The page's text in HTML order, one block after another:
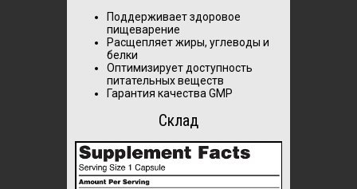
Поддерживает здоровое
пищеварение
Расщепляет жиры, углеводы и
белки
Оптимизирует доступность
питательных веществ
Гарантия качества GMP
Склад